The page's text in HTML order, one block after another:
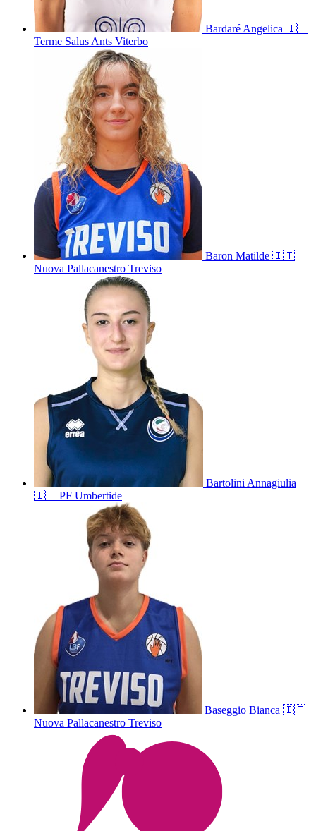
Bardaré Angelica 🇮🇹
Terme Salus Ants Viterbo
Baron Matilde 🇮🇹
Nuova Pallacanestro Treviso
Bartolini Annagiulia
🇮🇹 PF Umbertide
Baseggio Bianca 🇮🇹
Nuova Pallacanestro Treviso